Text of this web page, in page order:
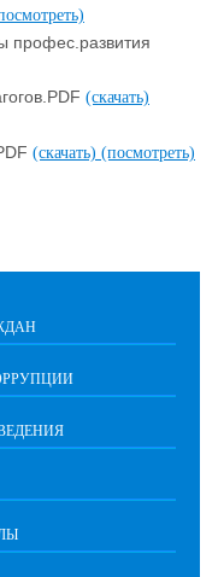
профес.развития
(скачать)
(скачать) (посмотреть)